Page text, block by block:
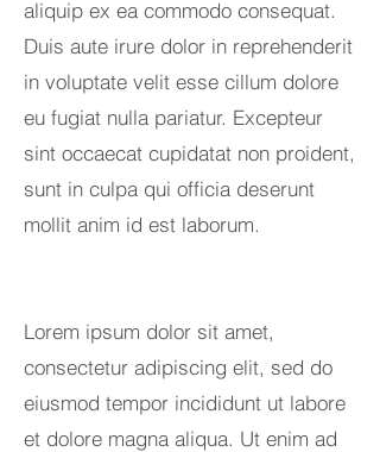
aliquip ex ea commodo consequat.
Duis aute irure dolor in reprehenderit
in voluptate velit esse cillum dolore
eu fugiat nulla pariatur. Excepteur
sint occaecat cupidatat non proident,
sunt in culpa qui officia deserunt
mollit anim id est laborum.
Lorem ipsum dolor sit amet,
consectetur adipiscing elit, sed do
eiusmod tempor incididunt ut labore
et dolore magna aliqua. Ut enim ad